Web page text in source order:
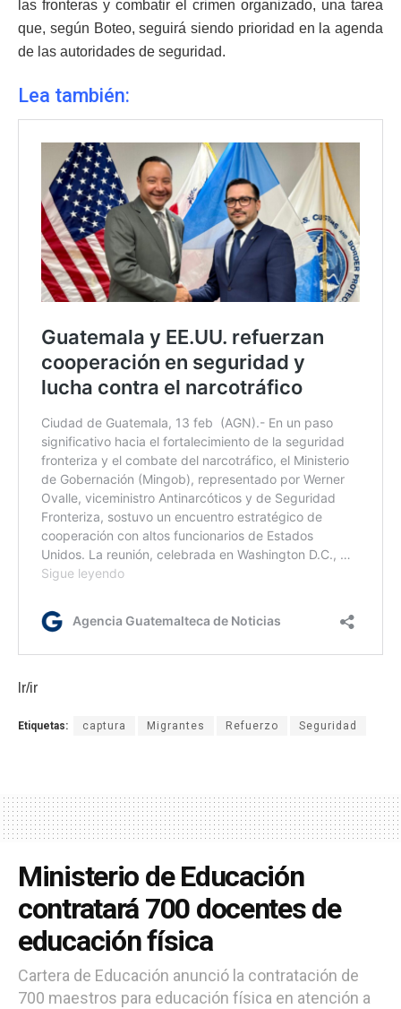
las fronteras y combatir el crimen organizado, una tarea
que, según Boteo, seguirá siendo prioridad en la agenda
de las autoridades de seguridad.
Lea también:
lr/ir
Etiquetas: captura Migrantes Refuerzo Seguridad
Ministerio de Educación
contratará 700 docentes de
educación física
Cartera de Educación anunció la contratación de
700 maestros para educación física en atención a